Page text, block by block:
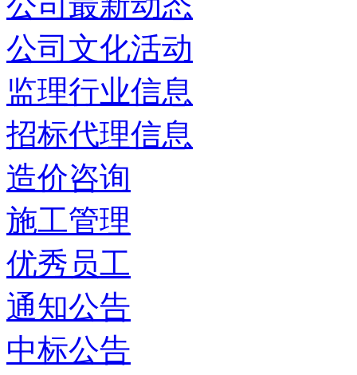
公司文化活动
监理行业信息
招标代理信息
造价咨询
施工管理
优秀员工
通知公告
中标公告